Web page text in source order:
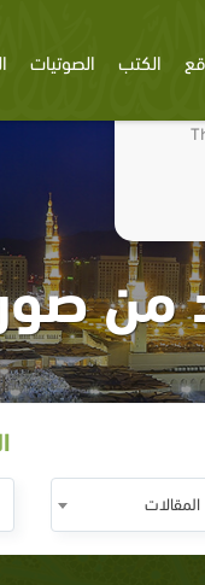
We
الكتب الصوتيات
من
المقالات